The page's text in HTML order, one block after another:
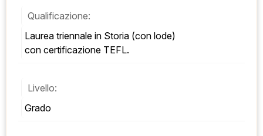
Qualificazione:
Laurea triennale in Storia (con lode)
con certificazione TEFL.
Livello:
Grado